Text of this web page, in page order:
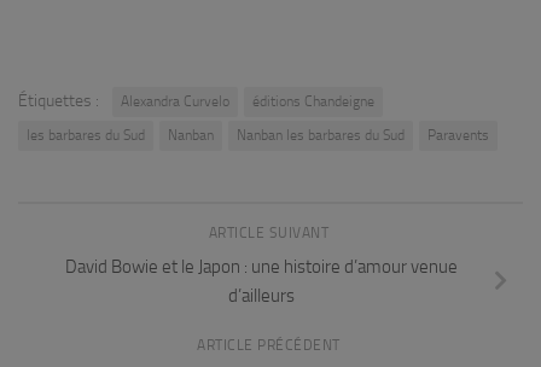
Étiquettes : Alexandra Curvelo
éditions Chandeigne
les barbares du Sud
Nanban Nanban les barbares du Sud Paravents
ARTICLE SUIVANT
David Bowie et le Japon : une histoire d’amour venue
d’ailleurs
ARTICLE PRÉCÉDENT